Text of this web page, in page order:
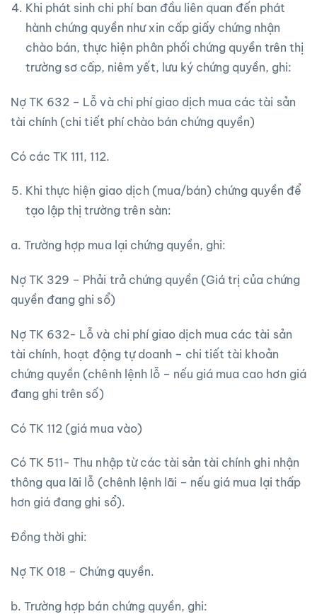
Khi phát sinh chi phí ban đầu liên quan đến phát
hành chứng quyền như xin cấp giấy chứng nhận
chào bán, thực hiện phân phối chứng quyền trên thị
trường sơ cấp, niêm yết, lưu ký chứng quyền, ghi:
Nợ TK 632 – Lỗ và chi phí giao dịch mua các tài sản
tài chính (chi tiết phí chào bán chứng quyền)
Có các TK 111, 112.
Khi thực hiện giao dịch (mua/bán) chứng quyền để
tạo lập thị trường trên sàn:
a. Trường hợp mua lại chứng quyền, ghi:
Nợ TK 329 – Phải trả chứng quyền (Giá trị của chứng
quyền đang ghi sổ)
Nợ TK 632- Lỗ và chi phí giao dịch mua các tài sản
tài chính, hoạt động tự doanh – chi tiết tài khoản
chứng quyền (chênh lệnh lỗ – nếu giá mua cao hơn giá
đang ghi trên số)
Có TK 112 (giá mua vào)
Có TK 511- Thu nhập từ các tài sản tài chính ghi nhận
thông qua lãi lỗ (chênh lệnh lãi – nếu giá mua lại thấp
hơn giá đang ghi sổ).
Đồng thời ghi:
Nợ TK 018 – Chứng quyền.
b. Trường hợp bán chứng quyền, ghi: